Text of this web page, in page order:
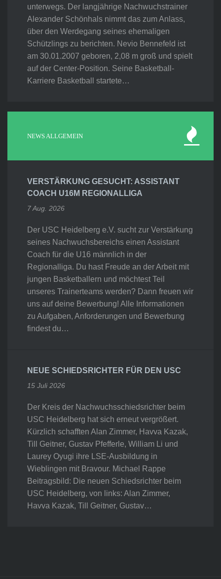
unterwegs. Der langjährige Nachwuchstrainer
Alexander Schönhals nimmt das zum Anlass,
über den Werdegang seines ehemaligen
Schützlings zu berichten. Nevio Bennefeld ist
am 30.01.2007 geboren, 2,08 m groß und spielt
auf der Center-Position. Seine Basketball-
Karriere Basketball startete…
NEWS ALLGEMEIN
VERSTÄRKUNG GESUCHT: ASSISTANT
COACH U16M REGIONALLIGA
7 Aug. 2026
Der USC Heidelberg e.V. sucht zur Verstärkung
seines Nachwuchsbereichs einen Assistant
Coach für die U16 männlich in der
Regionalliga. Du hast Freude an der Arbeit mit
jungen Basketballern und möchtest Teil
unseres Trainerteams werden? Dann freuen wir
uns auf deine Bewerbung! Alle Informationen
zu Aufgaben, Anforderungen und Bewerbung
findest du…
NEUE SCHIEDSRICHTER FÜR DEN USC
15 Juli 2026
Der Kreis der Nachwuchsschiedsrichter beim
USC Heidelberg hat sich erneut vergrößert.
Kürzlich schafften Alan Zimmer, Havva Kazak,
Till Geitner, Gustav Pfefferle, William Li und
Laurey Oyugi ihre LSE-Ausbildung in
Wieblingen mit Bravour. Michael Rappe
Beitragsbild: Die neuen Schiedsrichter beim
USC Heidelberg, von links: Alan Zimmer,
Havva Kazak, Till Geitner, Gustav…